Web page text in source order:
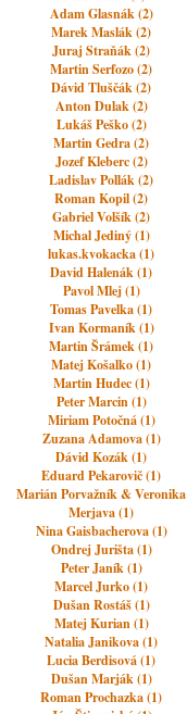
Adam Glasnák (2)
Marek Maslák (2)
Juraj Straňák (2)
Martin Serfozo (2)
Dávid Tluščák (2)
Anton Dulak (2)
Lukáš Peško (2)
Martin Gedra (2)
Jozef Kleberc (2)
Ladislav Pollák (2)
Roman Kopil (2)
Gabriel Volšík (2)
Michal Jediný (1)
lukas.kvokacka (1)
David Halenák (1)
Pavol Mlej (1)
Tomas Pavelka (1)
Ivan Kormaník (1)
Martin Šrámek (1)
Matej Košalko (1)
Martin Hudec (1)
Peter Marcin (1)
Miriam Potočná (1)
Zuzana Adamova (1)
Dávid Kozák (1)
Eduard Pekarovič (1)
Marián Porvažník & Veronika
Merjava (1)
Nina Gaisbacherova (1)
Ondrej Jurišta (1)
Peter Janík (1)
Marcel Jurko (1)
Dušan Rostáš (1)
Matej Kurian (1)
Natalia Janikova (1)
Lucia Berdisová (1)
Dušan Marják (1)
Roman Prochazka (1)